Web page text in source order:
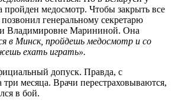
пройден медосмотр. Чтобы закрыть все
генеральному секретарю
Владимировне Марининой. Она
в Минск, пройдешь медосмотр и со
ехать играть».
допуск. Правда, с
месяца. Врачи перестраховываются,
в бой.